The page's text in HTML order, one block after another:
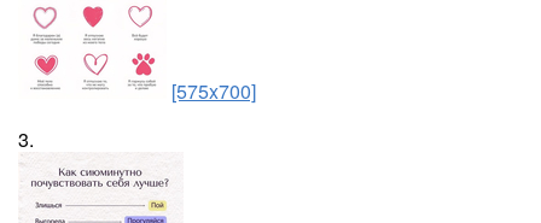
[575x700]
3.